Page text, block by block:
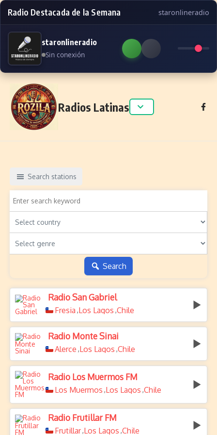
Radio Destacada de la Semana staronlineradio
staronlineradio
Sin conexión
Skip to content
Radios Latinas
Search stations
Search
Radio San Gabriel
Fresia ,Los Lagos ,Chile
Radio Monte Sinai
Alerce ,Los Lagos ,Chile
Radio Los Muermos FM
Los Muermos ,Los Lagos ,Chile
Radio Frutillar FM
Frutillar,Los Lagos ,Chile